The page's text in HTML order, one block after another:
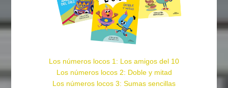
Los números locos 1: Los amigos del 10
Los números locos 2: Doble y mitad
Los números locos 3: Sumas sencillas